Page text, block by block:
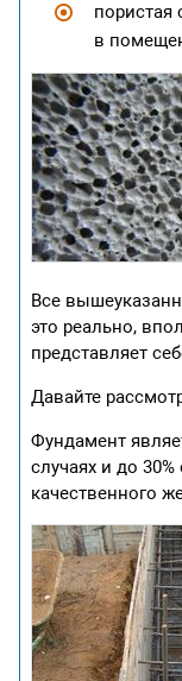
пористая
в
Все
это реально,
представляет
Давайте
Фундамент
случаях и до
качественного